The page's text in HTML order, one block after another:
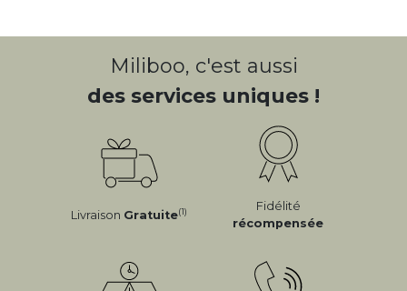
Miliboo, c'est aussi
des services uniques !
Livraison Gratuite(1)
Fidélité
récompensée